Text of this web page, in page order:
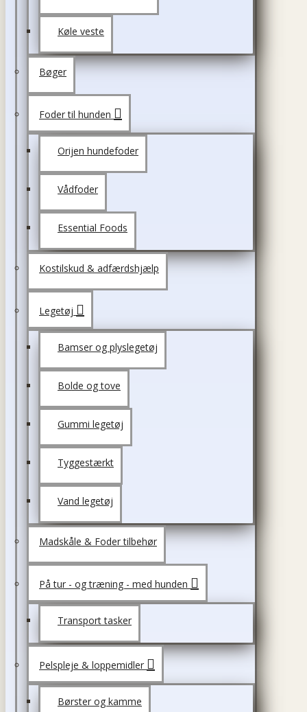
Køle veste
Bøger
Foder til hunden
Orijen hundefoder
Vådfoder
Essential Foods
Kostilskud & adfærdshjælp
Legetøj
Bamser og plyslegetøj
Bolde og tove
Gummi legetøj
Tyggestærkt
Vand legetøj
Madskåle & Foder tilbehør
På tur - og træning - med hunden
Transport tasker
Pelspleje & loppemidler
Børster og kamme